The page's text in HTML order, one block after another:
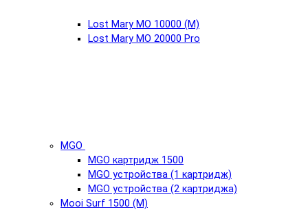
Lost Mary MO 10000 (М)
Lost Mary MO 20000 Pro
MGO
MGO картридж 1500
MGO устройства (1 картридж)
MGO устройства (2 картриджа)
Mooi Surf 1500 (М)